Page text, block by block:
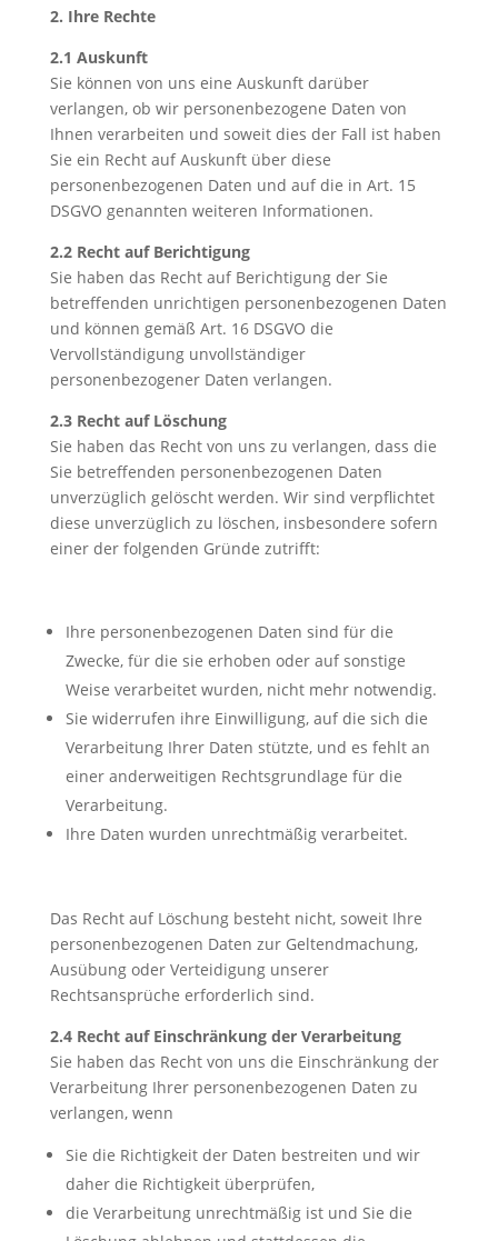
2. Ihre Rechte
2.1 Auskunft
Sie können von uns eine Auskunft darüber
verlangen, ob wir personenbezogene Daten von
Ihnen verarbeiten und soweit dies der Fall ist haben
Sie ein Recht auf Auskunft über diese
personenbezogenen Daten und auf die in Art. 15
DSGVO genannten weiteren Informationen.
2.2 Recht auf Berichtigung
Sie haben das Recht auf Berichtigung der Sie
betreffenden unrichtigen personenbezogenen Daten
und können gemäß Art. 16 DSGVO die
Vervollständigung unvollständiger
personenbezogener Daten verlangen.
2.3 Recht auf Löschung
Sie haben das Recht von uns zu verlangen, dass die
Sie betreffenden personenbezogenen Daten
unverzüglich gelöscht werden. Wir sind verpflichtet
diese unverzüglich zu löschen, insbesondere sofern
einer der folgenden Gründe zutrifft:
Ihre personenbezogenen Daten sind für die
Zwecke, für die sie erhoben oder auf sonstige
Weise verarbeitet wurden, nicht mehr notwendig.
Sie widerrufen ihre Einwilligung, auf die sich die
Verarbeitung Ihrer Daten stützte, und es fehlt an
einer anderweitigen Rechtsgrundlage für die
Verarbeitung.
Ihre Daten wurden unrechtmäßig verarbeitet.
Das Recht auf Löschung besteht nicht, soweit Ihre
personenbezogenen Daten zur Geltendmachung,
Ausübung oder Verteidigung unserer
Rechtsansprüche erforderlich sind.
2.4 Recht auf Einschränkung der Verarbeitung
Sie haben das Recht von uns die Einschränkung der
Verarbeitung Ihrer personenbezogenen Daten zu
verlangen, wenn
Sie die Richtigkeit der Daten bestreiten und wir
daher die Richtigkeit überprüfen,
die Verarbeitung unrechtmäßig ist und Sie die